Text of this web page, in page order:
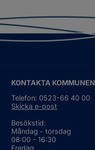
KONTAKTA KOMMUNEN
Telefon: 0523-66 40 00
Skicka e-post
Besökstid:
Måndag - torsdag
08:00 - 16:30
Fredag